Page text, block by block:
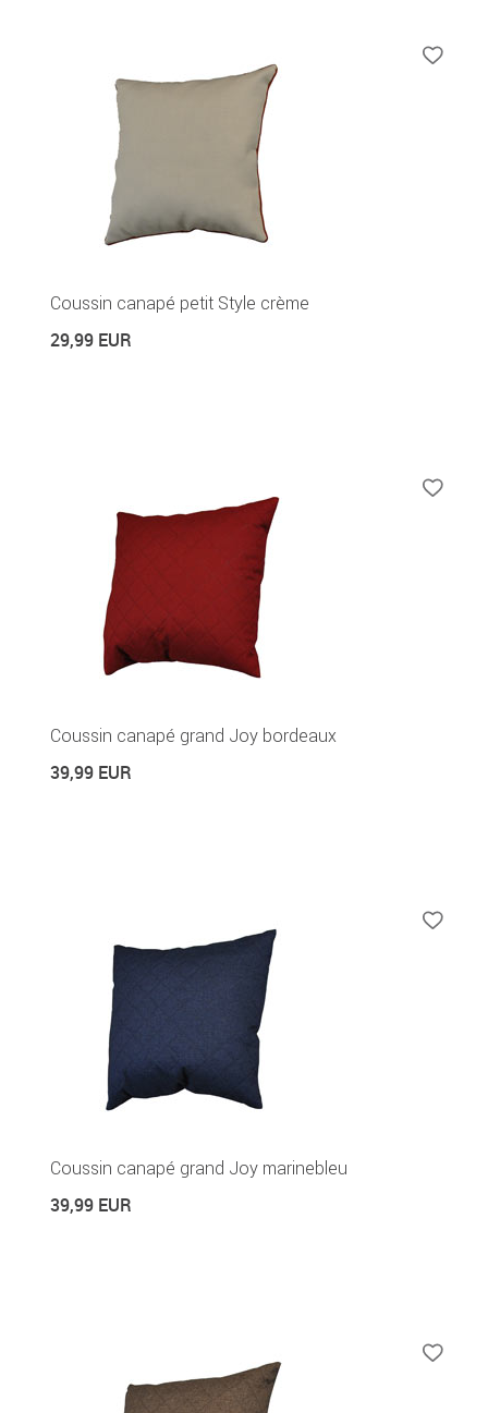
Coussin canapé petit Style crème
29,99 EUR
Coussin canapé grand Joy bordeaux
39,99 EUR
Coussin canapé grand Joy marinebleu
39,99 EUR